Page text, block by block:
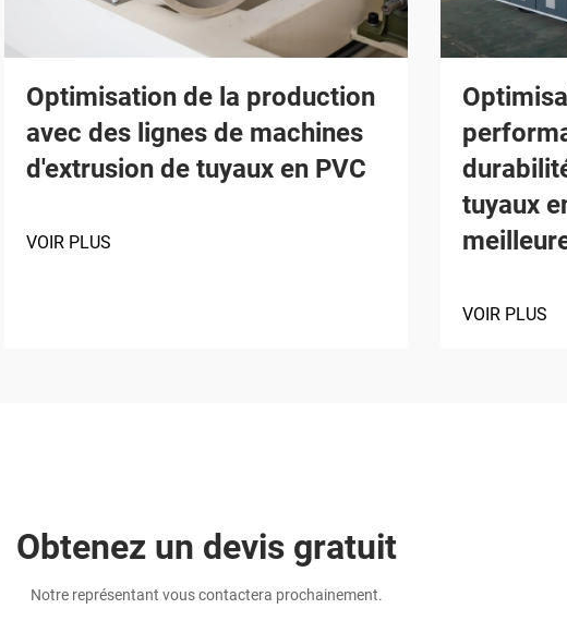
Optimisation de la production
avec des lignes de machines
d'extrusion de tuyaux en PVC
VOIR PLUS
tuyaux
VOIR PLUS
Obtenez un devis gratuit
Notre représentant vous contactera prochainement.